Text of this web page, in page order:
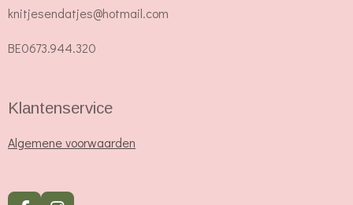
knitjesendatjes@hotmail.com
BE0673.944.320
Klantenservice
Algemene voorwaarden